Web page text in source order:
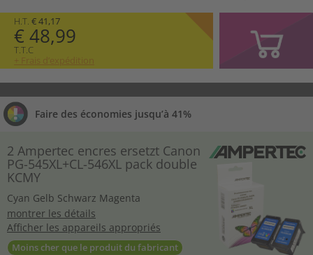
H.T. € 41,17
€ 48,99
T.T.C
+ Frais d’expédition
Faire des économies jusqu’à 41%
2 Ampertec encres ersetzt Canon
PG-545XL+CL-546XL pack double
KCMY
Cyan Gelb Schwarz Magenta
montrer les détails
Afficher les appareils appropriés
Moins cher que le produit du fabricant